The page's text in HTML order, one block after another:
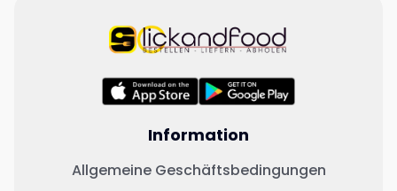
Information
Allgemeine Geschäftsbedingungen